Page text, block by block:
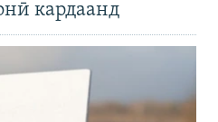
кардаанд